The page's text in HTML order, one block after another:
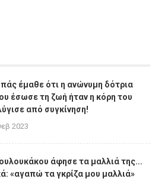
έμαθε ότι η ανώνυμη δότρια
έσωσε τη ζωή ήταν η κόρη του
από συγκίνηση!
2023
άφησε τα μαλλιά της...
«αγαπώ τα γκρίζα μου μαλλιά»